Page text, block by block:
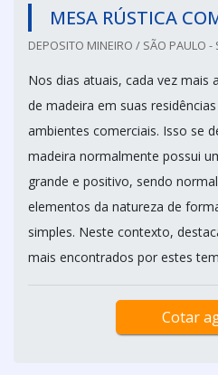
MESA RÚSTICA
DEPOSITO MINEIRO / SÃO PAULO -
Nos dias atuais, cada vez mais
de madeira em suas
ambientes comerciais. Isso se
madeira normalmente possui
grande e positivo, sendo
elementos da natureza de
simples. Neste contexto,
mais encontrados por estes
Cotar